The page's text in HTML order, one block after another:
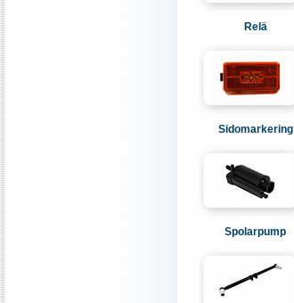
Relä
Sidomarkering
Spolarpump